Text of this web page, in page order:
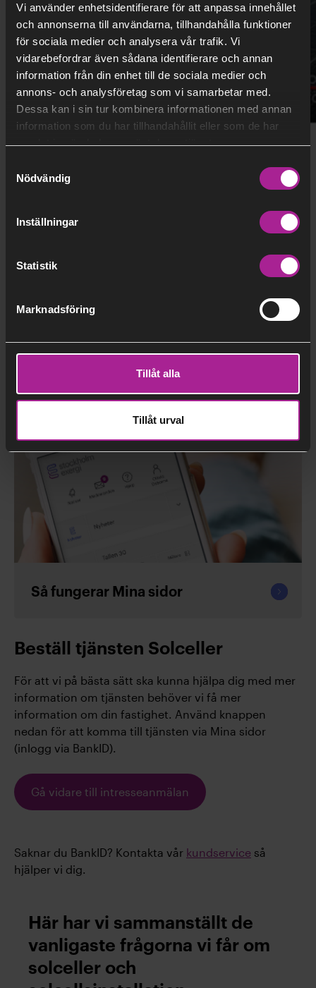
Vi använder enhetsidentifierare för att anpassa innehållet
och annonserna till användarna, tillhandahålla funktioner
för sociala medier och analysera vår trafik. Vi
vidarebefordrar även sådana identifierare och annan
information från din enhet till de sociala medier och
annons- och analysföretag som vi samarbetar med.
Dessa kan i sin tur kombinera informationen med annan
information som du har tillhandahållit eller som de har
samlat in när du har använt deras tjänster.
Nödvändig
Inställningar
Statistik
Marknadsföring
Tillåt alla
Tillåt urval
Så fungerar Mina sidor
Beställ tjänsten Solceller
För att vi på bästa sätt ska kunna hjälpa dig med mer
information om tjänsten behöver vi få mer
information om din fastighet. Använd knappen
nedan för att komma till tjänsten via Mina sidor
(inlogg via BankID).
Gå vidare till intresseanmälan
Saknar du BankID? Kontakta vår kundservice så
hjälper vi dig.
Här har vi sammanställt de
vanligaste frågorna vi får om
solceller och